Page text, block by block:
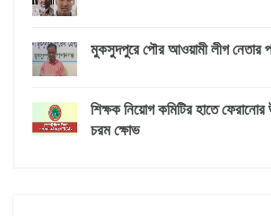
মুকসুদপুরে পৌর আওয়ামী লীগ নেতার
শিক্ষক নিয়োগ কমিটির হাতে
চরম ক্ষোভ